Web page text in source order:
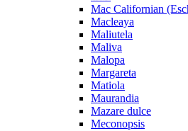
Mac Californian
Macleaya
Maliutela
Maliva
Malopa
Margareta
Matiola
Maurandia
Mazare dulce
Meconopsis